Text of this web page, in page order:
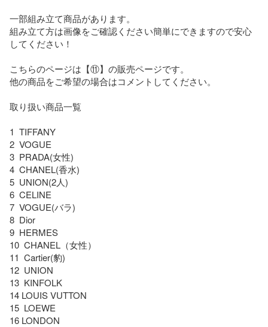
一部組み立て商品があります。
組み立て方は画像をご確認ください簡単にできますので安心
してください！
こちらのページは【⑪】の販売ページです。
他の商品をご希望の場合はコメントしてください。
取り扱い商品一覧
1  TIFFANY
2  VOGUE
3  PRADA(女性)
4  CHANEL(香水)
5  UNION(2人)
6  CELINE
7  VOGUE(バラ)
8  Dior
9  HERMES
10  CHANEL（女性）
11  Cartier(豹)
12  UNION
13  KINFOLK
14 LOUIS VUTTON
15  LOEWE
16 LONDON